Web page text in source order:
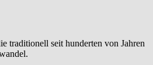
traditionell seit hunderten von Jahren